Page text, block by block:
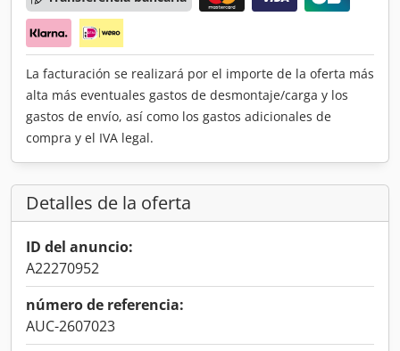
La facturación se realizará por el importe de la oferta más
alta más eventuales gastos de desmontaje/carga y los
gastos de envío, así como los gastos adicionales de
compra y el IVA legal.
Detalles de la oferta
ID del anuncio:
A22270952
número de referencia:
AUC-2607023